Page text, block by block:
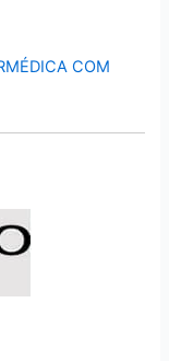
COM